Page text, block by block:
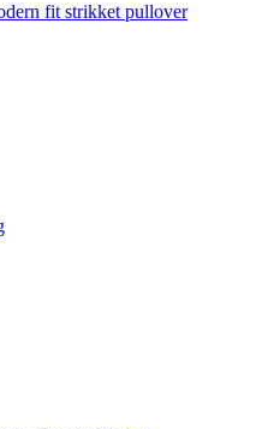
fit strikket pullover